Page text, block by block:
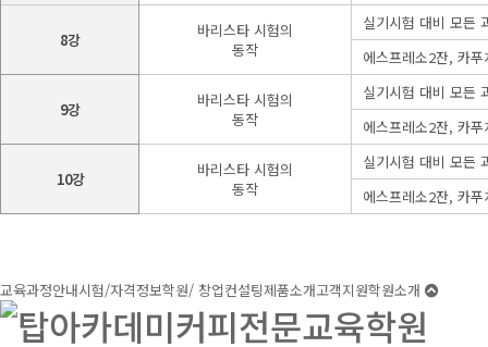
8강
바리스타 시험의
동작
실기시험 대비 모든
에스프레소2잔, 카
9강
바리스타 시험의
동작
실기시험 대비 모든
에스프레소2잔, 카
10강
바리스타 시험의
동작
실기시험 대비 모든
에스프레소2잔, 카
교육과정안내시험/자격정보학원/ 창업컨설팅제품소개고객지원학원소개